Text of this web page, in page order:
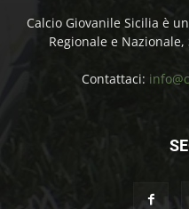
Calcio Giovanile Sicilia è
Regionale e
Contattaci: